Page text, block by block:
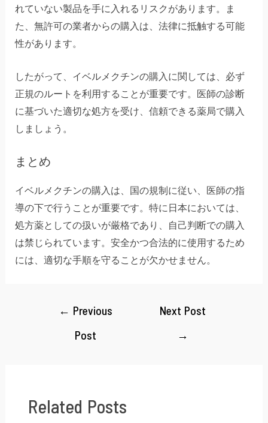
れていない製品を手に入れるリスクがあります。ま
た、無許可の業者からの購入は、法律に抵触する可能
性があります。
したがって、イベルメクチンの購入に関しては、必ず
正規のルートを利用することが重要です。医師の診断
に基づいた適切な処方を受け、信頼できる薬局で購入
しましょう。
まとめ
イベルメクチンの購入は、国の規制に従い、医師の指
導の下で行うことが重要です。特に日本においては、
処方薬としての扱いが厳格であり、自己判断での購入
は禁じられています。安全かつ合法的に使用するため
には、適切な手順を守ることが欠かせません。
← Previous
Post
Next Post
→
Related Posts